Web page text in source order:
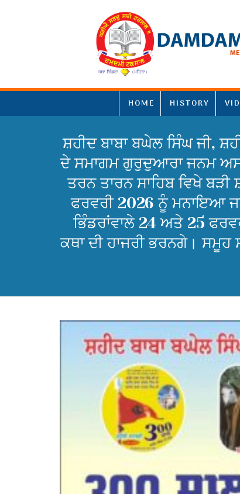
HOME HISTORY
ਸ਼ਹੀਦ ਬਾਬਾ ਬਘੇਲ ਸਿੰਘ ਜੀ,
ਦੇ ਸਮਾਗਮ ਗੁਰੁਦੁਆਰਾ ਜਨਮ
ਤਰਨ ਤਾਰਨ ਸਾਹਿਬ ਵਿਖੇ ਬੜੀ
ਫਰਵਰੀ 2026 ਨੂੰ ਮਨਾਇਆ ਜਾ
ਭਿੰਡਰਾਂਵਾਲੇ 24 ਅਤੇ 25
ਕਥਾ ਦੀ ਹਾਜਰੀ ਭਰਨਗੇ। ਸਮੂਹ